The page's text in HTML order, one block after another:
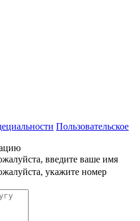
Пользовательское
введите ваше имя
укажите номер